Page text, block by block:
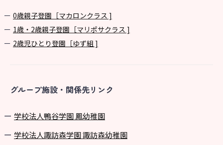
0歳親子登園［マカロンクラス ]
1歳・2歳親子登園［マリポサクラス ]
2歳児ひとり登園［ゆず組 ]
グループ施設・関係先リンク
学校法⼈鴨⾕学園 鳳幼稚園
学校法⼈諏訪森学園 諏訪森幼稚園